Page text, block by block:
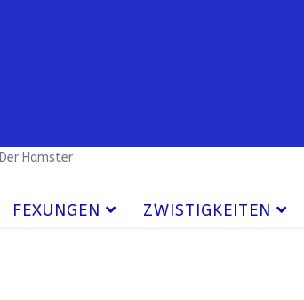
Der Hamster
FEXUNGEN ZWISTIGKEITEN